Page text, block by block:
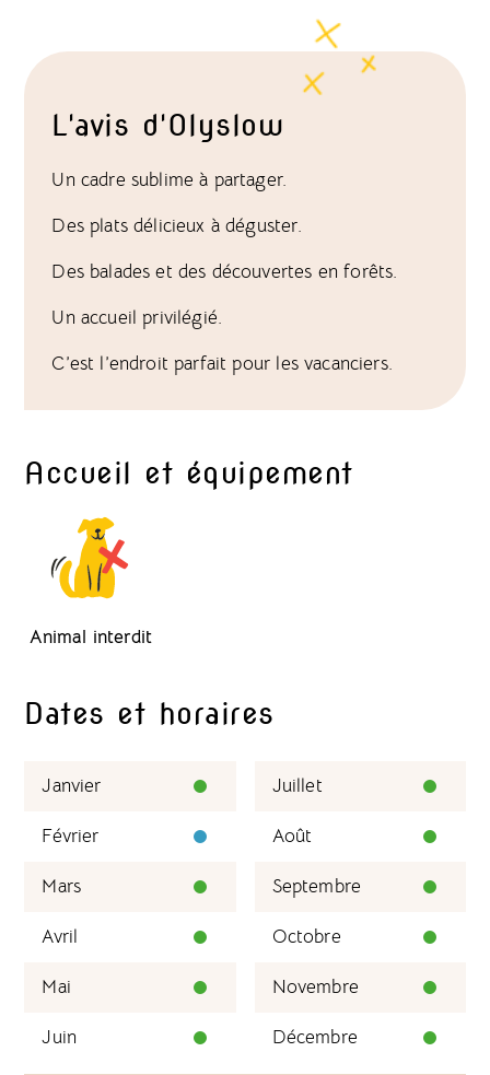
L'avis d'Olyslow
Un cadre sublime à partager.
Des plats délicieux à déguster.
Des balades et des découvertes en forêts.
Un accueil privilégié.
C’est l’endroit parfait pour les vacanciers.
Accueil et équipement
Animal interdit
Dates et horaires
Janvier
Février
Mars
Avril
Mai
Juin
Juillet
Août
Septembre
Octobre
Novembre
Décembre